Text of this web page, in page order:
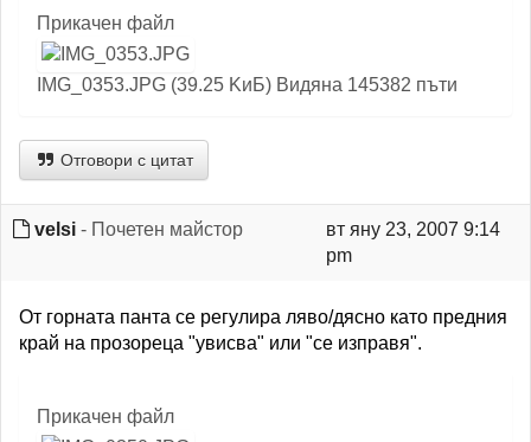
Прикачен файл
IMG_0353.JPG (39.25 KиБ) Видяна 145382 пъти
Отговори с цитат
velsi - Почетен майстор
вт яну 23, 2007 9:14
pm
От горната панта се регулира ляво/дясно като предния
край на прозореца "увисва" или "се изправя".
Прикачен файл